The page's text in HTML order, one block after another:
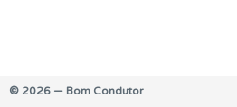
© 2026 — Bom Condutor